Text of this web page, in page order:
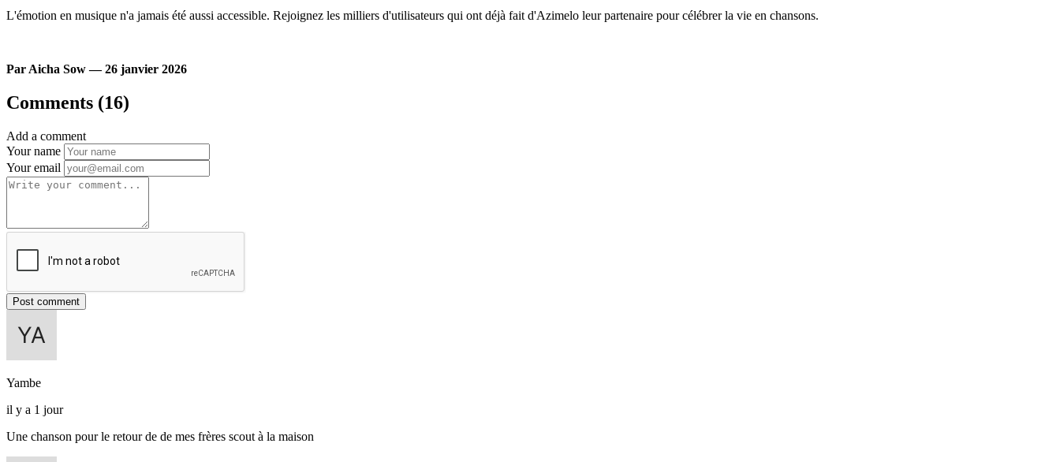
L'émotion en musique n'a jamais été aussi accessible. Rejoignez les milliers d'utilisateurs qui ont déjà fait d'Azimelo leur partenaire pour célébrer la vie en chansons.
Par Aicha Sow — 26 janvier 2026
Comments (16)
Add a comment
Your name
Your email
Post comment
Yambe
il y a 1 jour
Une chanson pour le retour de de mes frères scout à la maison